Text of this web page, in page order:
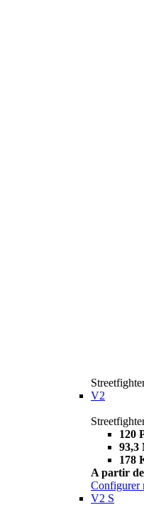
V2
120
93,3
178
A partir
Configurer
V2 S